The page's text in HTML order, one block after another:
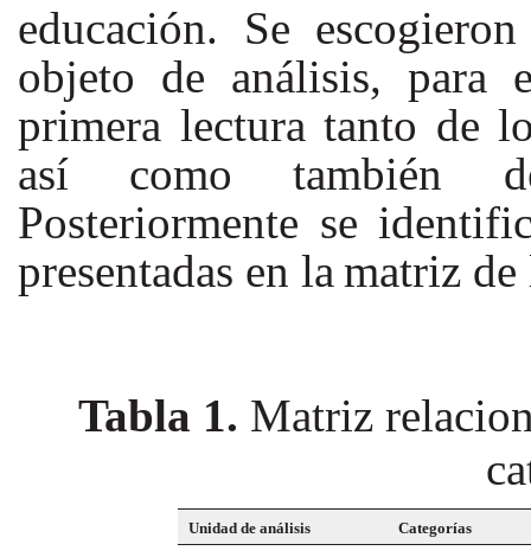
educación. Se
objeto de análisis, para
primera lectura tanto de
así como también
Posteriormente se
presentadas en la matriz
Tabla 1. Matriz
Unidad de análisis Categorías